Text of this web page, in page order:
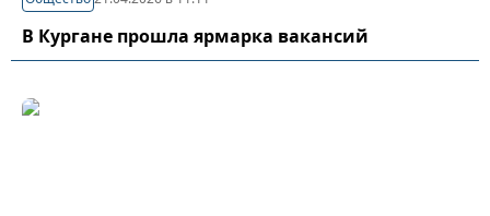
В Кургане прошла ярмарка вакансий